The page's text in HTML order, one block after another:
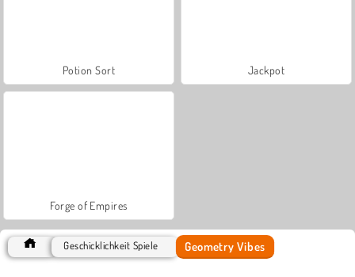
Potion Sort Jackpot
Forge of Empires
Geschicklichkeit Spiele Geometry Vibes